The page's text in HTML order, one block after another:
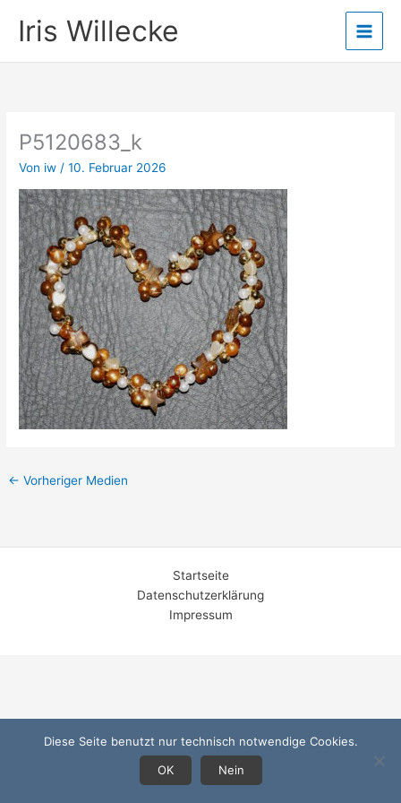
InhaltIris Willecke
P5120683_k
Von iw /10. Februar 2026
← Vorheriger Medien
Startseite
Datenschutzerklärung
Impressum
Diese Seite benutzt nur technisch notwendige Cookies.
OK
Nein